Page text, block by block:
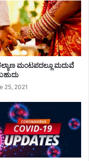
ಮಂಟಪದಲ್ಲೂ ಮದುವೆ
25, 2021